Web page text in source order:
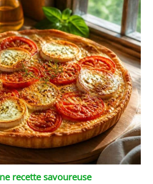
recette savoureuse